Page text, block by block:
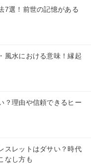
7選！前世の記憶がある
風水における意味！縁起
？理由や信頼できるヒー
スレットはダサい？時代
なし方も